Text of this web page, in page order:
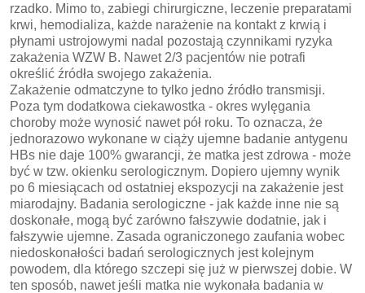
rzadko. Mimo to, zabiegi chirurgiczne, leczenie preparatami
krwi, hemodializa, każde narażenie na kontakt z krwią i
płynami ustrojowymi nadal pozostają czynnikami ryzyka
zakażenia WZW B. Nawet 2/3 pacjentów nie potrafi
określić źródła swojego zakażenia.
Zakażenie odmatczyne to tylko jedno źródło transmisji.
Poza tym dodatkowa ciekawostka - okres wylęgania
choroby może wynosić nawet pół roku. To oznacza, że
jednorazowo wykonane w ciąży ujemne badanie antygenu
HBs nie daje 100% gwarancji, że matka jest zdrowa - może
być w tzw. okienku serologicznym. Dopiero ujemny wynik
po 6 miesiącach od ostatniej ekspozycji na zakażenie jest
miarodajny. Badania serologiczne - jak każde inne nie są
doskonałe, mogą być zarówno fałszywie dodatnie, jak i
fałszywie ujemne. Zasada ograniczonego zaufania wobec
niedoskonałości badań serologicznych jest kolejnym
powodem, dla którego szczepi się już w pierwszej dobie. W
ten sposób, nawet jeśli matka nie wykonała badania w